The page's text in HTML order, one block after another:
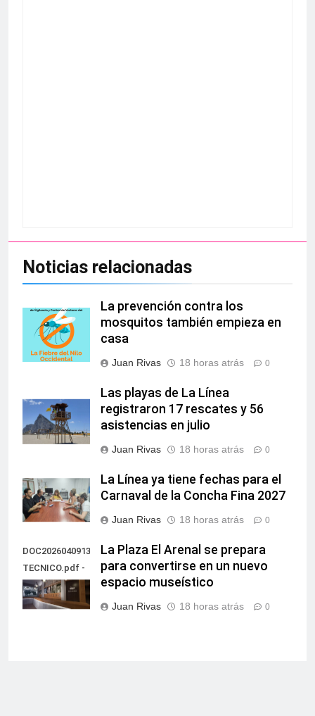
Noticias relacionadas
La prevención contra los
mosquitos también empieza en
casa
Juan Rivas 18 horas atrás 0
Las playas de La Línea
registraron 17 rescates y 56
asistencias en julio
Juan Rivas 18 horas atrás 0
La Línea ya tiene fechas para el
Carnaval de la Concha Fina 2027
Juan Rivas 18 horas atrás 0
DOC20260409135851PROYECTO
TECNICO.pdf -
60
La Plaza El Arenal se prepara
para convertirse en un nuevo
espacio museístico
Juan Rivas 18 horas atrás 0